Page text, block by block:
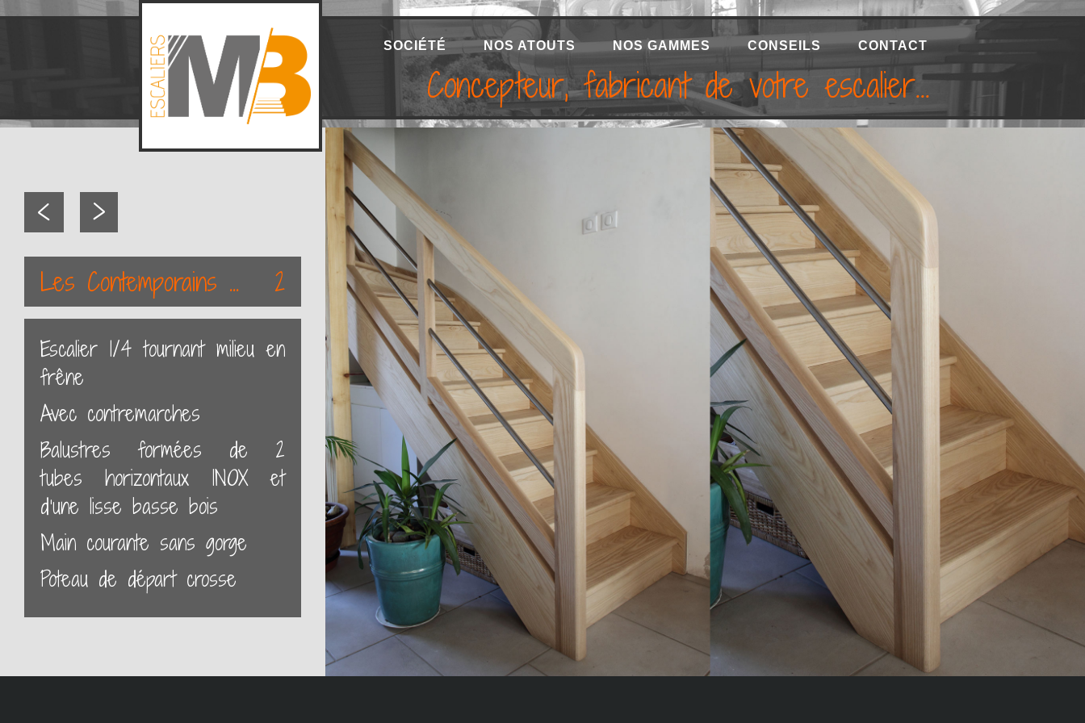
Concepteur, fabricant de votre escalier...
SOCIÉTÉ NOS ATOUTS NOS GAMMES CONSEILS CONTACT
< >
Les Contemporains ... 2
Escalier 1/4 tournant milieu en
frêne
Avec contremarches
Balustres formées de 2
tubes horizontaux INOX et
d'une lisse basse bois
Main courante sans gorge
Poteau de départ crosse